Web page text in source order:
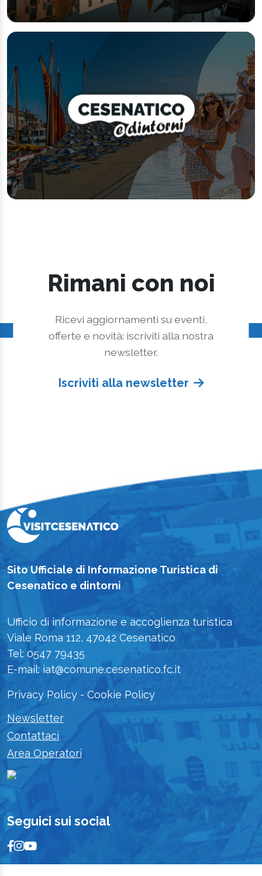
Rimani con noi
Ricevi aggiornamenti su eventi,
offerte e novità: iscriviti alla nostra
newsletter.
Iscriviti alla newsletter
Sito Ufficiale di Informazione Turistica di
Cesenatico e dintorni
Ufficio di informazione e accoglienza turistica
Viale Roma 112, 47042 Cesenatico
Tel: 0547 79435
E-mail: iat@comune.cesenatico.fc.it
Privacy Policy - Cookie Policy
Newsletter
Contattaci
Area Operatori
Seguici sui social